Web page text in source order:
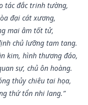
tác đắc trinh tường,
đại cát xương,
mai âm tốt tử,
chủ lưỡng tam tang.
kim, hình thương đáo,
sự, chủ ôn hoàng.
thủy chiêu tai họa,
thứ tổn nhi lang.”